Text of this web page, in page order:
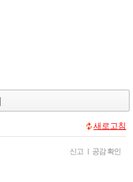
새로고침
신고 | 공감 확인